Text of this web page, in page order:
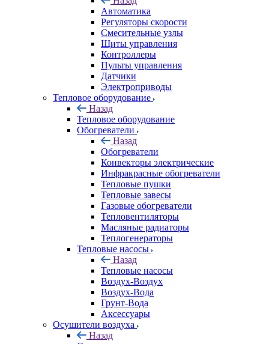
Автоматика
Регуляторы скорости
Смесительные узлы
Щиты управления
Контроллеры
Пульты управления
Датчики
Электроприводы
Тепловое оборудование
Назад
Тепловое оборудование
Обогреватели
Назад
Обогреватели
Конвекторы электрические
Инфракрасные обогреватели
Тепловые пушки
Тепловые завесы
Газовые обогреватели
Тепловентиляторы
Масляные радиаторы
Теплогенераторы
Тепловые насосы
Назад
Тепловые насосы
Воздух-Воздух
Воздух-Вода
Грунт-Вода
Аксессуары
Осушители воздуха
Назад